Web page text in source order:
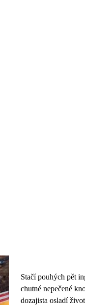
Stačí pouhých pět
chutné nepečené
dozajista osladí